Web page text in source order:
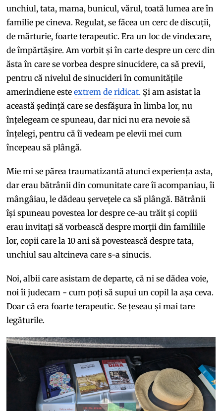
unchiul, tata, mama, bunicul, vărul, toată lumea are în
familie pe cineva. Regulat, se făcea un cerc de discuții,
de mărturie, foarte terapeutic. Era un loc de vindecare,
de împărtășire. Am vorbit și în carte despre un cerc din
ăsta în care se vorbea despre sinucidere, ca să previi,
pentru că nivelul de sinucideri în comunitățile
amerindiene esteextrem de ridicat. Și am asistat la
această ședință care se desfășura în limba lor, nu
înțelegeam ce spuneau, dar nici nu era nevoie să
înțelegi, pentru că îi vedeam pe elevii mei cum
începeau să plângă.
Mie mi se părea traumatizantă atunci experiența asta,
dar erau bătrânii din comunitate care îi acompaniau, îi
mângâiau, le dădeau șervețele ca să plângă. Bătrânii
își spuneau povestea lor despre ce-au trăit și copiii
erau invitați să vorbească despre morții din familiile
lor, copii care la 10 ani să povestească despre tata,
unchiul sau altcineva care s-a sinucis.
Noi, albii care asistam de departe, că ni se dădea voie,
noi îi judecam - cum poți să supui un copil la așa ceva.
Doar că era foarte terapeutic. Se țeseau și mai tare
legăturile.